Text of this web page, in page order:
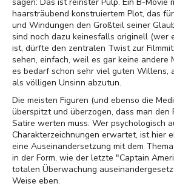
haarsträubend konstruiertem Plot, das
und Windungen den Großteil seiner
sind noch dazu keinesfalls originell (wer
ist, dürfte den zentralen Twist zur
sehen, einfach, weil es gar keine andere
es bedarf schon sehr viel guten Willens,
als völligen Unsinn abzutun.
Die meisten Figuren (und ebenso die
überspitzt und überzogen, dass man den
Satire werten muss. Wer psychologisch
Charakterzeichnungen erwartet, ist hier
eine Auseinandersetzung mit dem
in der Form, wie der letzte "Captain
totalen Überwachung
Weise eben.